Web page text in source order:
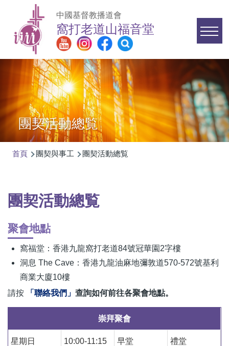
移至主內容
中國基督教播道會
窩打老道山福音堂
Main
navigation
團契活動總覧
連
首頁 團契與事工 團契活動總覧
團契活動總覧
聚會地點
窩福堂： 香港九龍窩打老道84號冠華園2字樓
洞息 The Cave： 香港九龍油麻地彌敦道570-572號基利
商業大廈10樓
請按
「聯絡我們」 查詢如何前往各聚會地點。
崇拜聚會
星期日 10:00-11:15 早堂 禮堂